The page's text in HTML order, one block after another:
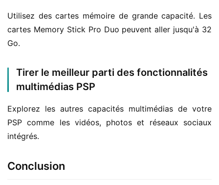
Utilisez des cartes mémoire de grande capacité. Les
cartes Memory Stick Pro Duo peuvent aller jusqu'à 32
Go.
Tirer le meilleur parti des fonctionnalités
multimédias PSP
Explorez les autres capacités multimédias de votre
PSP comme les vidéos, photos et réseaux sociaux
intégrés.
Conclusion